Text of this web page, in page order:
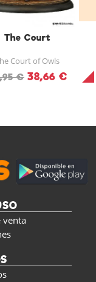
The Court
Court of Owls
€ 38,66 €
venta